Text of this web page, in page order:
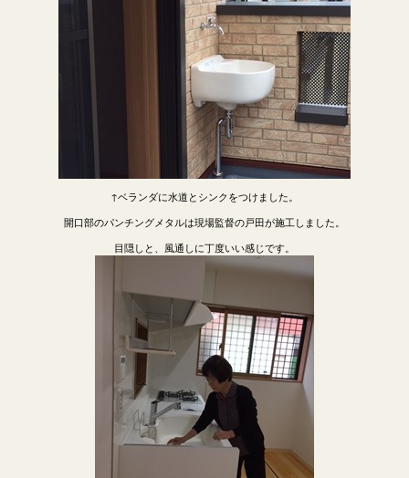
↑ベランダに水道とシンクをつけました。
開口部のパンチングメタルは現場監督の戸田が施工しました。
目隠しと、風通しに丁度いい感じです。